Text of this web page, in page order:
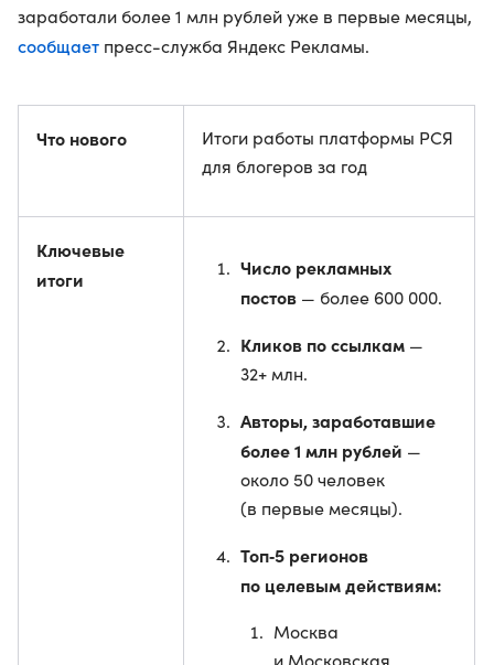
заработали более 1 млн рублей уже в первые месяцы,
сообщает пресс-служба Яндекс Рекламы.
Что нового
Итоги работы платформы РСЯ
для блогеров за год
Ключевые
итоги
Число рекламных
постов — более 600 000.
Кликов по ссылкам —
32+ млн.
Авторы, заработавшие
более 1 млн рублей —
около 50 человек
(в первые месяцы).
Топ‑5 регионов
по целевым действиям:
Москва
и Московская